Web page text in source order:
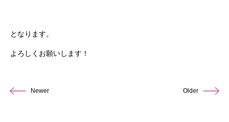
となります。
よろしくお願いします！
Newer Older